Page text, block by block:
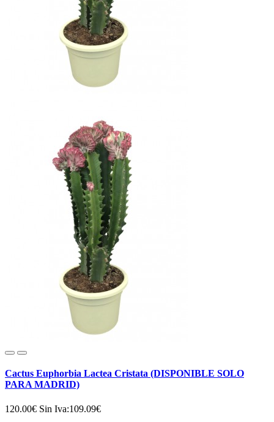
Cactus Euphorbia Lactea Cristata (DISPONIBLE SOLO
PARA MADRID)
120.00€ Sin Iva:109.09€